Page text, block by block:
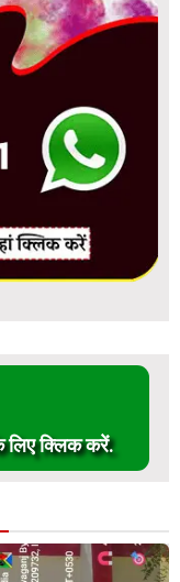
क्लिक करें.